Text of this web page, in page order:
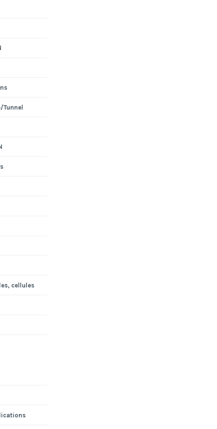
cellules